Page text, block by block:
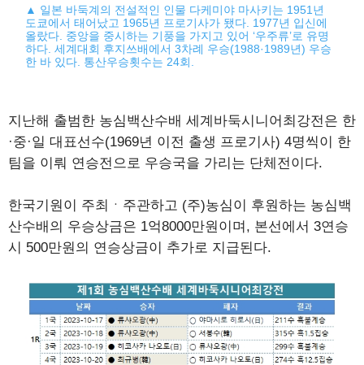
▲ 일본 바둑계의 전설적인 인물 다케미야 마사키는 1951년
도쿄에서 태어났고 1965년 프로기사가 됐다. 1977년 입신에
올랐다. 중앙을 중시하는 기풍을 가지고 있어 ‘우주류’로 유명
하다. 세계대회 후지쓰배에서 3차례 우승(1988·1989년) 우승
한 바 있다. 통산우승횟수는 24회.
지난해 출범한 농심백산수배 세계바둑시니어최강전은 한
·중·일 대표선수(1969년 이전 출생 프로기사) 4명씩이 한
팀을 이뤄 연승전으로 우승국을 가리는 단체전이다.
한국기원이 주최ㆍ주관하고 (주)농심이 후원하는 농심백
산수배의 우승상금은 1억8000만원이며, 본선에서 3연승
시 500만원의 연승상금이 추가로 지급된다.